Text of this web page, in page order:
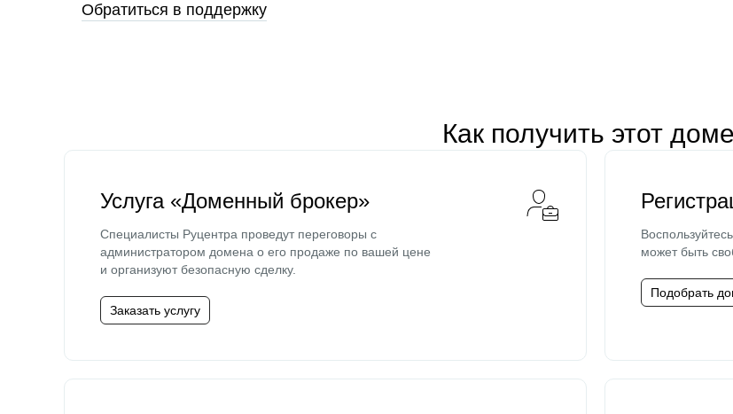
Обратиться в поддержку
Как получить этот
Услуга «Доменный брокер»
Специалисты Руцентра проведут переговоры с
администратором домена о его продаже по вашей цене
и организуют безопасную сделку.
Заказать услугу
может быть
Подобрать